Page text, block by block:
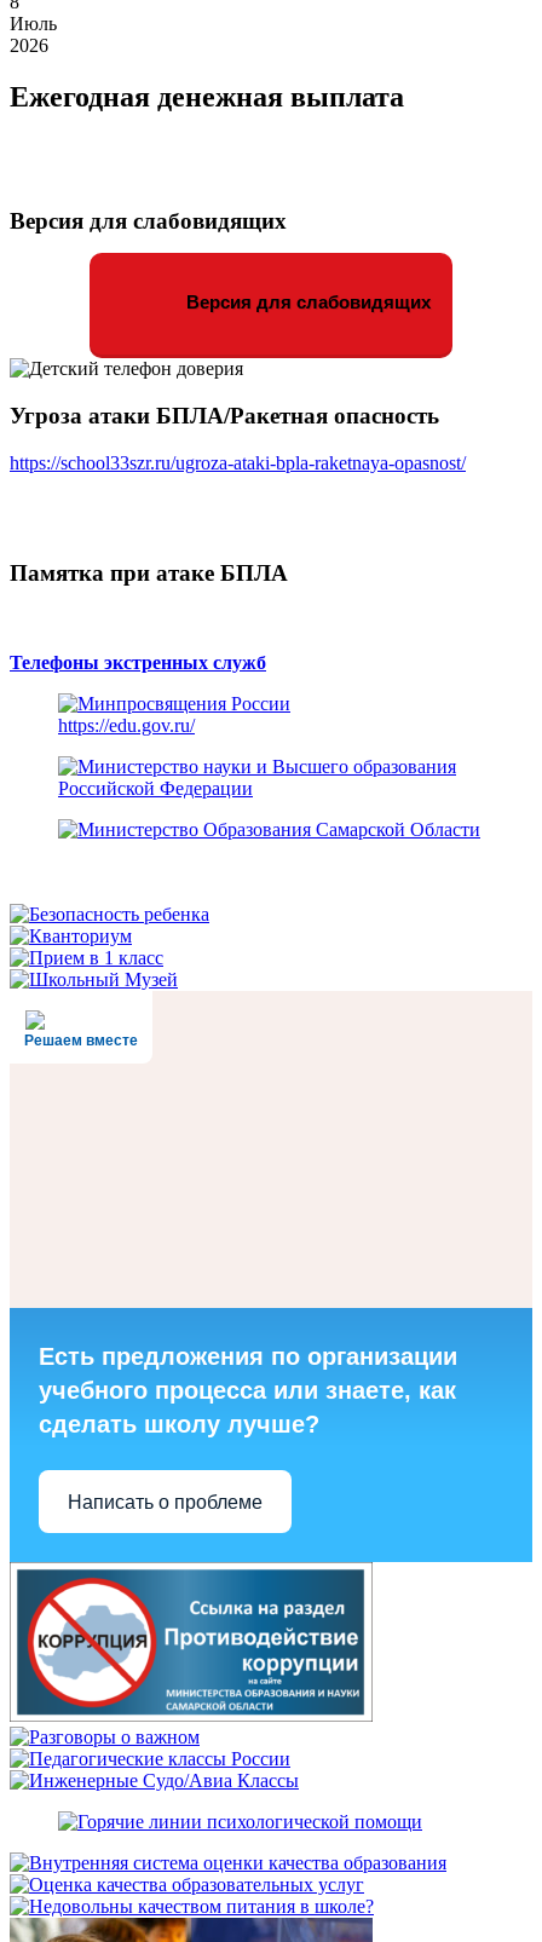
Июль
2026
Ежегодная денежная выплата
Версия для слабовидящих
Версия для слабовидящих
Угроза атаки БПЛА/Ракетная опасность
https://school33szr.ru/ugroza-ataki-bpla-raketnaya-opasnost/
Памятка при атаке БПЛА
Телефоны экстренных служб
https://edu.gov.ru/
Решаем вместе
Есть предложения по организации
учебного процесса или знаете, как
сделать школу лучше?
Написать о проблеме